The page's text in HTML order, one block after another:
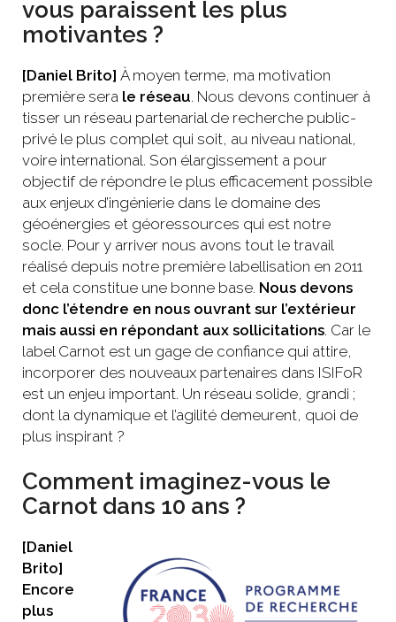
vous paraissent les plus
motivantes ?
[Daniel Brito] À moyen terme, ma motivation
première sera le réseau. Nous devons continuer à
tisser un réseau partenarial de recherche public-
privé le plus complet qui soit, au niveau national,
voire international. Son élargissement a pour
objectif de répondre le plus efficacement possible
aux enjeux d’ingénierie dans le domaine des
géoénergies et géoressources qui est notre
socle. Pour y arriver nous avons tout le travail
réalisé depuis notre première labellisation en 2011
et cela constitue une bonne base. Nous devons
donc l’étendre en nous ouvrant sur l’extérieur
mais aussi en répondant aux sollicitations. Car le
label Carnot est un gage de confiance qui attire,
incorporer des nouveaux partenaires dans ISIFoR
est un enjeu important. Un réseau solide, grandi ;
dont la dynamique et l’agilité demeurent, quoi de
plus inspirant ?
Comment imaginez-vous le
Carnot dans 10 ans ?
[Daniel
Brito]
Encore
plus